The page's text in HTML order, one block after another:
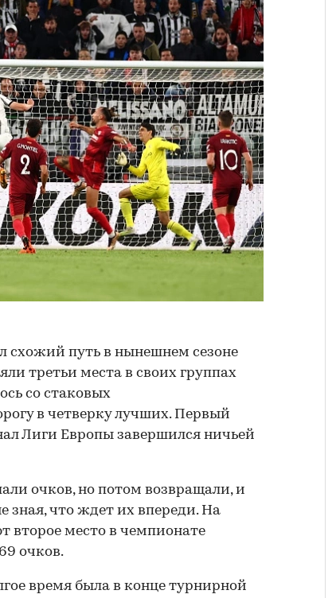
схожий путь в нынешнем сезоне
третьи места в своих группах
со стаковых
в четверку лучших. Первый
Лиги Европы завершился ничьей
очков, но потом возвращали, и
зная, что ждет их впереди. На
место в чемпионате
очков.
время была в конце турнирной